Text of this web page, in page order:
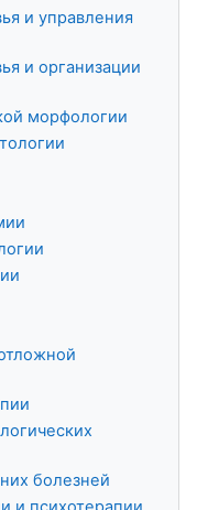
и управления
и организации
морфологии
болезней